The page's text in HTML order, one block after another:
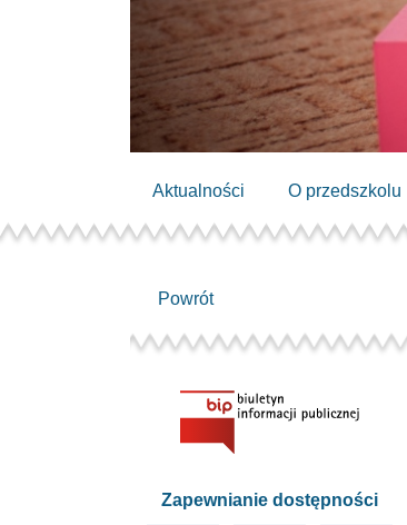
Aktualności O przedszkolu
Powrót
Zapewnianie dostępności